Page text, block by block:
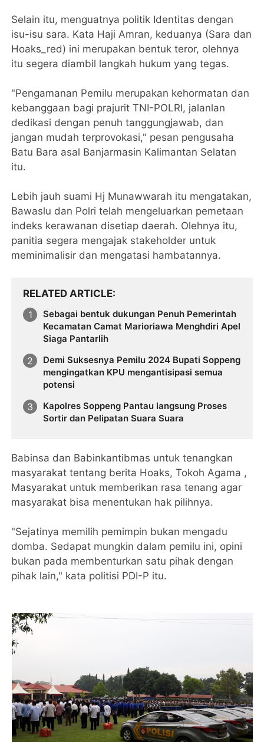
Selain itu, menguatnya politik Identitas dengan
isu-isu sara. Kata Haji Amran, keduanya (Sara dan
Hoaks_red) ini merupakan bentuk teror, olehnya
itu segera diambil langkah hukum yang tegas.
"Pengamanan Pemilu merupakan kehormatan dan
kebanggaan bagi prajurit TNI-POLRI, jalanlan
dedikasi dengan penuh tanggungjawab, dan
jangan mudah terprovokasi," pesan pengusaha
Batu Bara asal Banjarmasin Kalimantan Selatan
itu.
Lebih jauh suami Hj Munawwarah itu mengatakan,
Bawaslu dan Polri telah mengeluarkan pemetaan
indeks kerawanan disetiap daerah. Olehnya itu,
panitia segera mengajak stakeholder untuk
meminimalisir dan mengatasi hambatannya.
RELATED ARTICLE
Sebagai bentuk dukungan Penuh Pemerintah
Kecamatan Camat Marioriawa Menghdiri Apel
Siaga Pantarlih
Demi Suksesnya Pemilu 2024 Bupati Soppeng
mengingatkan KPU mengantisipasi semua
potensi
Kapolres Soppeng Pantau langsung Proses
Sortir dan Pelipatan Suara Suara
Babinsa dan Babinkantibmas untuk tenangkan
masyarakat tentang berita Hoaks, Tokoh Agama ,
Masyarakat untuk memberikan rasa tenang agar
masyarakat bisa menentukan hak pilihnya.
"Sejatinya memilih pemimpin bukan mengadu
domba. Sedapat mungkin dalam pemilu ini, opini
bukan pada membenturkan satu pihak dengan
pihak lain," kata politisi PDI-P itu.